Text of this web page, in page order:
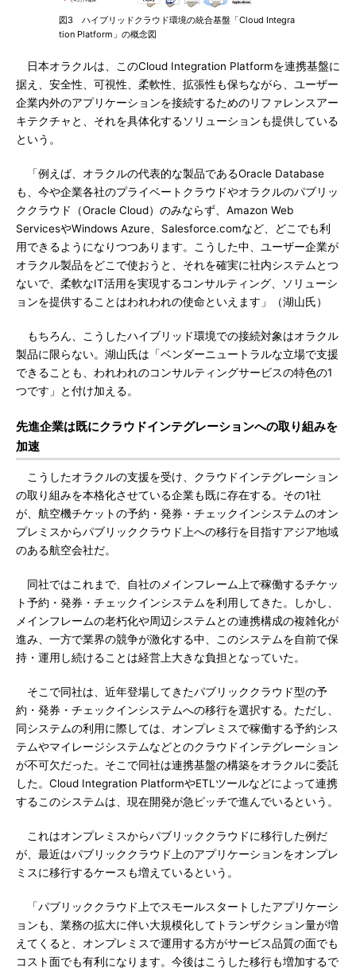
図3 ハイブリッドクラウド環境の統合基盤「Cloud Integra
tion Platform」の概念図
日本オラクルは、このCloud Integration Platformを連携基盤に
据え、安全性、可視性、柔軟性、拡張性も保ちながら、ユーザー
企業内外のアプリケーションを接続するためのリファレンスアー
キテクチャと、それを具体化するソリューションも提供している
という。
「例えば、オラクルの代表的な製品であるOracle Database
も、今や企業各社のプライベートクラウドやオラクルのパブリッ
ククラウド（Oracle Cloud）のみならず、Amazon Web
ServicesやWindows Azure、Salesforce.comなど、どこでも利
用できるようになりつつあります。こうした中、ユーザー企業が
オラクル製品をどこで使おうと、それを確実に社内システムとつ
ないで、柔軟なIT活用を実現するコンサルティング、ソリューシ
ョンを提供することはわれわれの使命といえます」（湖山氏）
もちろん、こうしたハイブリッド環境での接続対象はオラクル
製品に限らない。湖山氏は「ベンダーニュートラルな立場で支援
できることも、われわれのコンサルティングサービスの特色の1
つです」と付け加える。
先進企業は既にクラウドインテグレーションへの取り組みを
加速
こうしたオラクルの支援を受け、クラウドインテグレーション
の取り組みを本格化させている企業も既に存在する。その1社
が、航空機チケットの予約・発券・チェックインシステムのオン
プレミスからパブリッククラウド上への移行を目指すアジア地域
のある航空会社だ。
同社ではこれまで、自社のメインフレーム上で稼働するチケッ
ト予約・発券・チェックインシステムを利用してきた。しかし、
メインフレームの老朽化や周辺システムとの連携構成の複雑化が
進み、一方で業界の競争が激化する中、このシステムを自前で保
持・運用し続けることは経営上大きな負担となっていた。
そこで同社は、近年登場してきたパブリッククラウド型の予
約・発券・チェックインシステムへの移行を選択する。ただし、
同システムの利用に際しては、オンプレミスで稼働する予約シス
テムやマイレージシステムなどとのクラウドインテグレーション
が不可欠だった。そこで同社は連携基盤の構築をオラクルに委託
した。Cloud Integration PlatformやETLツールなどによって連携
するこのシステムは、現在開発が急ピッチで進んでいるという。
これはオンプレミスからパブリッククラウドに移行した例だ
が、最近はパブリッククラウド上のアプリケーションをオンプレ
ミスに移行するケースも増えているという。
「パブリッククラウド上でスモールスタートしたアプリケーシ
ョンも、業務の拡大に伴い大規模化してトランザクション量が増
えてくると、オンプレミスで運用する方がサービス品質の面でも
コスト面でも有利になります。今後はこうした移行も増加するで